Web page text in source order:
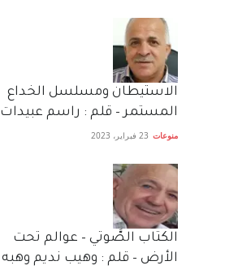
الاستيطان ومسلسل الخداع
المستمر – قلم : راسم عبيدات
منوعات 23 فبراير، 2023
الكتاب الصَّوتي – عوالم تحت
الأرض – قلم : وهيب نديم وهبه